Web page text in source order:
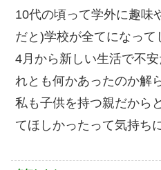
10代の頃って学外に趣味
だと)学校が全てになって
4月から新しい生活で不
れとも何かあったのか解
私も子供を持つ親だから
てほしかったって気持ち